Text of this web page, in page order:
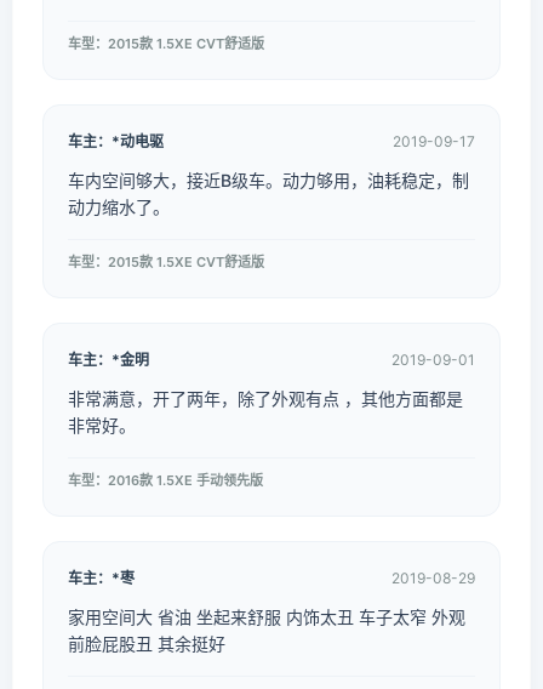
车型：2015款 1.5XE CVT舒适版
车主：*动电驱 2019-09-17
车内空间够大，接近B级车。动力够用，油耗稳定，制
动力缩水了。
车型：2015款 1.5XE CVT舒适版
车主：*金明 2019-09-01
非常满意，开了两年，除了外观有点 ，其他方面都是
非常好。
车型：2016款 1.5XE 手动领先版
车主：*枣 2019-08-29
家用空间大 省油 坐起来舒服 内饰太丑 车子太窄 外观
前脸屁股丑 其余挺好